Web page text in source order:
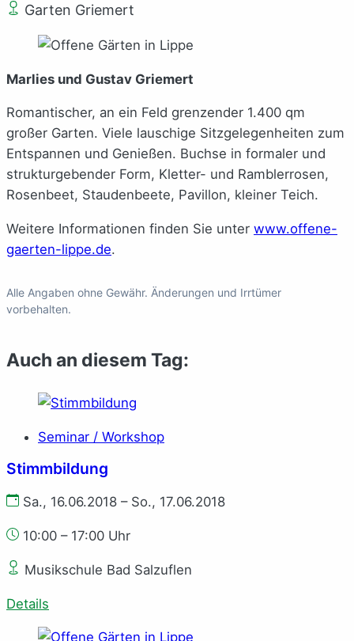
Garten Griemert
Marlies und Gustav Griemert
Romantischer, an ein Feld grenzender 1.400 qm
großer Garten. Viele lauschige Sitzgelegenheiten zum
Entspannen und Genießen. Buchse in formaler und
strukturgebender Form, Kletter- und Ramblerrosen,
Rosenbeet, Staudenbeete, Pavillon, kleiner Teich.
Weitere Informationen finden Sie unter www.offene-
gaerten-lippe.de.
Alle Angaben ohne Gewähr. Änderungen und Irrtümer
vorbehalten.
Auch an diesem Tag:
Seminar / Workshop
Stimmbildung
Sa., 16.06.2018 – So., 17.06.2018
10:00 – 17:00 Uhr
Musikschule Bad Salzuflen
Details